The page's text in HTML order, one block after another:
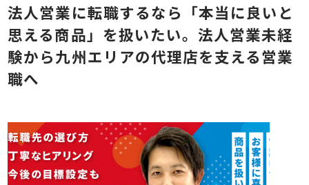
法人営業に転職するなら「本当に良いと
思える商品」を扱いたい。法人営業未経
験から九州エリアの代理店を支える営業
職へ